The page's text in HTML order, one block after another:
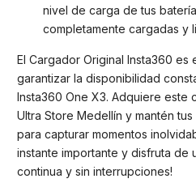
nivel de carga de tus
completamente cargadas y
El Cargador Original Insta360 es
garantizar la disponibilidad
Insta360 One X3. Adquiere este
Ultra Store Medellín y mantén
para capturar momentos
instante importante y disfruta de
continua y sin interrupciones!